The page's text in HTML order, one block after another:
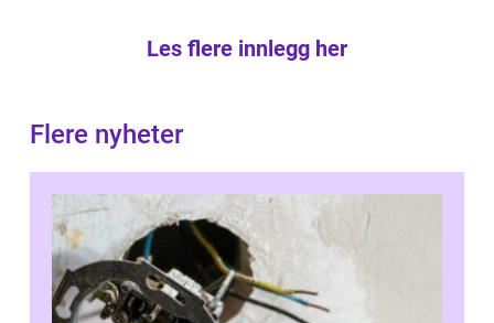
Les flere innlegg her
Flere nyheter